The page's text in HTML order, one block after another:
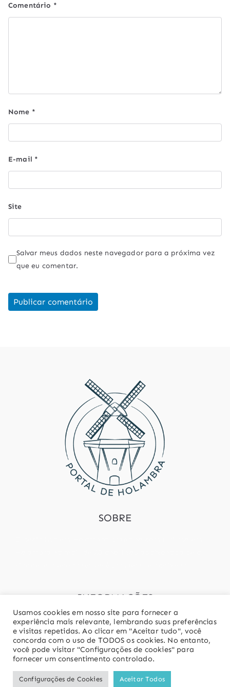
Comentário *
Nome *
E-mail *
Site
Salvar meus dados neste navegador para a próxima vez
que eu comentar.
SOBRE
INFORMAÇÕES
contato@portaldeholambra.com.br
(19) 97814-5997
Usamos cookies em nosso site para fornecer a
experiência mais relevante, lembrando suas preferências
e visitas repetidas. Ao clicar em "Aceitar tudo", você
concorda com o uso de TODOS os cookies. No entanto,
você pode visitar "Configurações de cookies" para
fornecer um consentimento controlado.
Configurações de Cookies Aceitar Todos